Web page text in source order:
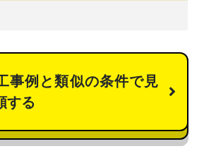
事例と類似の条件で見
する